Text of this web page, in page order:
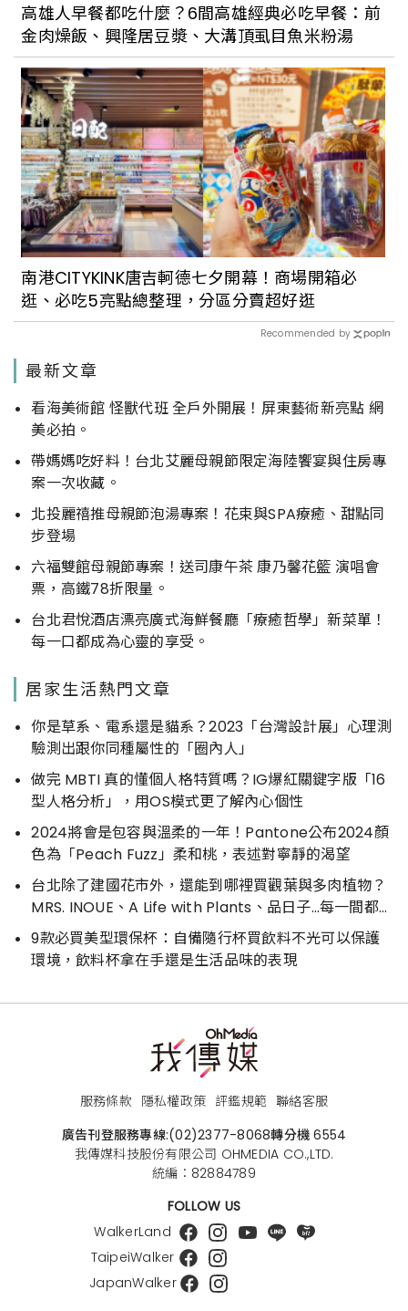
高雄人早餐都吃什麼？6間高雄經典必吃早餐：前
金肉燥飯、興隆居豆漿、大溝頂虱目魚米粉湯
南港CITYKINK唐吉軻德七夕開幕！商場開箱必
逛、必吃5亮點總整理，分區分賣超好逛
Recommended by
最新文章
看海美術館 怪獸代班 全戶外開展！屏東藝術新亮點 網
美必拍。
帶媽媽吃好料！台北艾麗母親節限定海陸饗宴與住房專
案一次收藏。
北投麗禧推母親節泡湯專案！花束與SPA療癒、甜點同
步登場
六福雙館母親節專案！送司康午茶 康乃馨花籃 演唱會
票，高鐵78折限量。
台北君悅酒店漂亮廣式海鮮餐廳「療癒哲學」新菜單！
每一口都成為心靈的享受。
居家生活熱門文章
你是草系、電系還是貓系？2023「台灣設計展」心理測
驗測出跟你同種屬性的「圈內人」
做完 MBTI 真的懂個人格特質嗎？IG爆紅關鍵字版「16
型人格分析」，用OS模式更了解內心個性
2024將會是包容與溫柔的一年！Pantone公布2024顏
色為「Peach Fuzz」柔和桃，表述對寧靜的渴望
台北除了建國花市外，還能到哪裡買觀葉與多肉植物？
MRS. INOUE、A Life with Plants、品日子…每一間都好
好逛
9款必買美型環保杯：自備隨行杯買飲料不光可以保護
環境，飲料杯拿在手還是生活品味的表現
服務條款 隱私權政策 評鑑規範 聯絡客服
廣告刊登服務專線:(02)2377-8068轉分機 6554
我傳媒科技股份有限公司 OHMEDIA CO.,LTD.
統編：82884789
FOLLOW US
WalkerLand
TaipeiWalker
JapanWalker